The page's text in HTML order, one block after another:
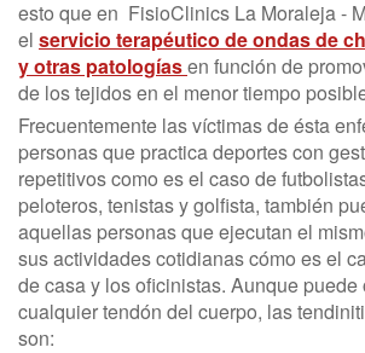
esto que en FisioClinics La Moraleja -
el servicio terapéutico de ondas de
y otras patologíasen función de
de los tejidos en el menor tiempo
Frecuentemente las víctimas de ésta
personas que practica deportes con
repetitivos como es el caso de
peloteros, tenistas y golfista, también
aquellas personas que ejecutan el
sus actividades cotidianas cómo es el
de casa y los oficinistas. Aunque puede
cualquier tendón del cuerpo, las
son: